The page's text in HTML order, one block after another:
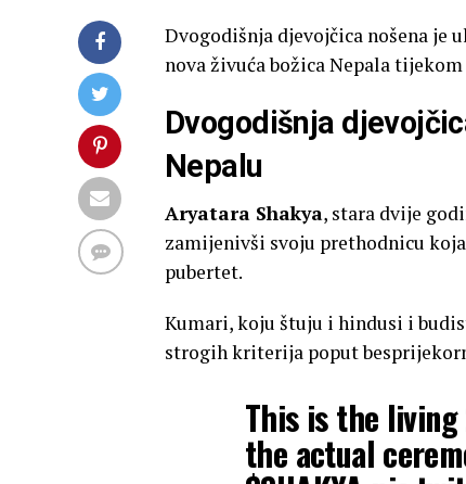
Dvogodišnja djevojčica nošena je
nova živuća božica Nepala
Dvogodišnja
Nepalu
Aryatara Shakya, stara dvije
zamijenivši svoju prethodnicu
pubertet.
Kumari, koju štuju i hindusi i
strogih kriterija poput
This is the
the actual